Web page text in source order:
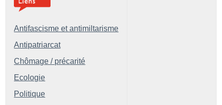
Antifascisme et antimiltarisme
Antipatriarcat
Chômage / précarité
Ecologie
Politique